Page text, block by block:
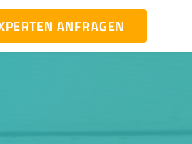
ANFRAGEN